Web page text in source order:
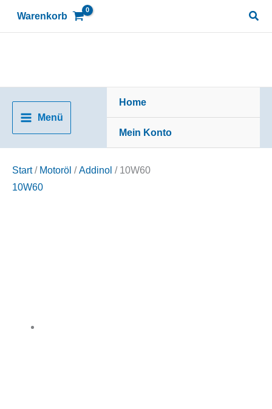
Warenkorb
Menü
Home
Mein Konto
Start/ Motoröl /Addinol / 10W60
10W60